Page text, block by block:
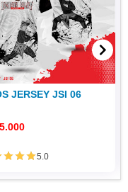
JERSEY JSI 06
5.0